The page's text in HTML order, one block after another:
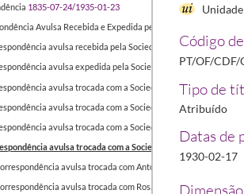
1835-07-24/1935-01-23
Avulsa Recebida e Expedida pela Sociedade
avulsa recebida pela Sociedade Farmacêutica
avulsa expedida pela Sociedade Farmacêutica
avulsa trocada com a Sociedade Farmacêutica
avulsa trocada com a Sociedade Farmacêutica
avulsa trocada com a Sociedade Farmacêutica
avulsa trocada com a Sociedade Farmacêutica
avulsa trocada com António Jacinto da Silva e
avulsa trocada com Rosa Lopes Fernandes
Código
PT/OF/
Tipo de
Atribuído
Datas de
1930-02-17